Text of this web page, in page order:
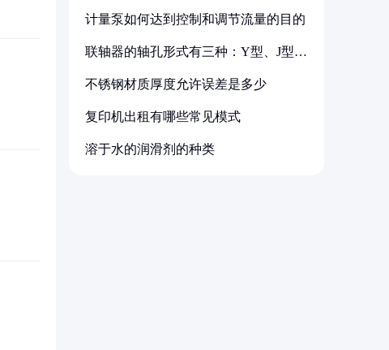
计量泵如何达到控制和调节流量的目的
联轴器的轴孔形式有三种：Y型、J型、
不锈钢材质厚度允许误差是多少
复印机出租有哪些常见模式
溶于水的润滑剂的种类